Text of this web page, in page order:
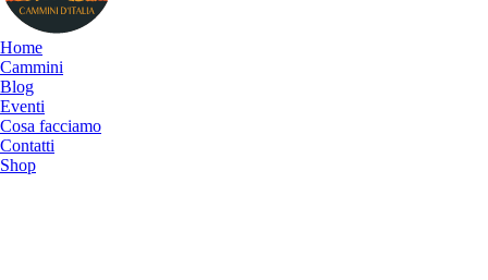
Home
Cammini
Blog
Eventi
Cosa facciamo
Contatti
Shop